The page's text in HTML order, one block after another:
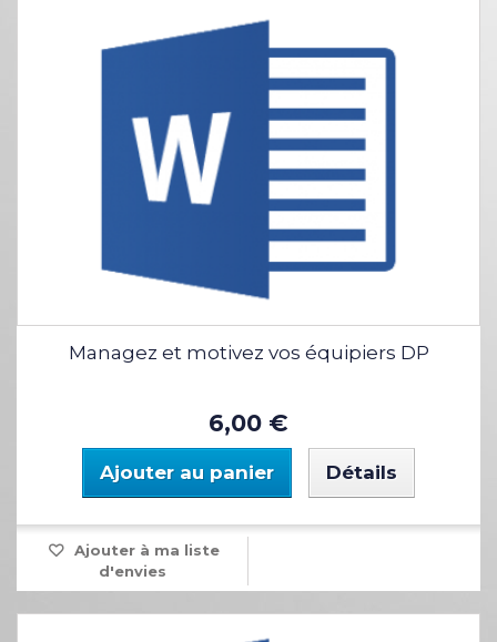
Managez et motivez vos équipiers DP
6,00 €
Ajouter au panier Détails
Ajouter à ma liste
d'envies